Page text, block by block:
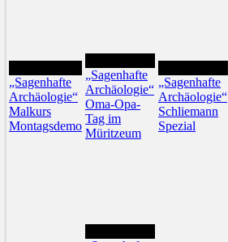
„Sagenhafte
Archäologie“
Malkurs
Montagsdemo
„Sagenhafte
Archäologie“
Oma-Opa-
Tag im
Müritzeum
„Sagenhafte
Archäologie“
Schliemann
Spezial